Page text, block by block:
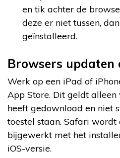
en tik achter de
deze er niet tussen,
geïnstalleerd.
Browsers updaten
Werk op een iPad of
App Store. Dit geldt
heeft gedownload en niet
toestel staan. Safari
bijgewerkt met het
iOS-versie.